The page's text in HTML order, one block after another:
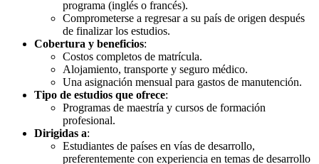
programa (inglés o francés).
Comprometerse a regresar a su país de origen después
de finalizar los estudios.
Cobertura y beneficios:
Costos completos de matrícula.
Alojamiento, transporte y seguro médico.
Una asignación mensual para gastos de manutención.
Tipo de estudios que ofrece:
Programas de maestría y cursos de formación
profesional.
Dirigidas a:
Estudiantes de países en vías de desarrollo,
preferentemente con experiencia en temas de desarrollo